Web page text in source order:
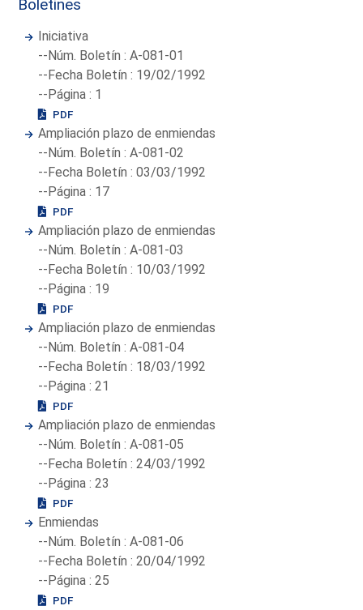
Boletines
Iniciativa
--Núm. Boletín : A-081-01
--Fecha Boletín : 19/02/1992
--Página : 1
PDF
Ampliación plazo de enmiendas
--Núm. Boletín : A-081-02
--Fecha Boletín : 03/03/1992
--Página : 17
PDF
Ampliación plazo de enmiendas
--Núm. Boletín : A-081-03
--Fecha Boletín : 10/03/1992
--Página : 19
PDF
Ampliación plazo de enmiendas
--Núm. Boletín : A-081-04
--Fecha Boletín : 18/03/1992
--Página : 21
PDF
Ampliación plazo de enmiendas
--Núm. Boletín : A-081-05
--Fecha Boletín : 24/03/1992
--Página : 23
PDF
Enmiendas
--Núm. Boletín : A-081-06
--Fecha Boletín : 20/04/1992
--Página : 25
PDF